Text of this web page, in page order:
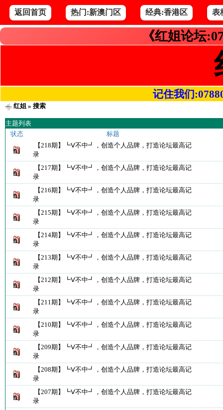
返回首页 热门:新澳门区 经典:香港区 表
《红姐论坛
记住我们
红姐» 搜索
主题列表
状态
标题
【218期】┗Ⅴ不中┛，创造个人品牌，打造论坛最高记
录
【217期】┗Ⅴ不中┛，创造个人品牌，打造论坛最高记
录
【216期】┗Ⅴ不中┛，创造个人品牌，打造论坛最高记
录
【215期】┗Ⅴ不中┛，创造个人品牌，打造论坛最高记
录
【214期】┗Ⅴ不中┛，创造个人品牌，打造论坛最高记
录
【213期】┗Ⅴ不中┛，创造个人品牌，打造论坛最高记
录
【212期】┗Ⅴ不中┛，创造个人品牌，打造论坛最高记
录
【211期】┗Ⅴ不中┛，创造个人品牌，打造论坛最高记
录
【210期】┗Ⅴ不中┛，创造个人品牌，打造论坛最高记
录
【209期】┗Ⅴ不中┛，创造个人品牌，打造论坛最高记
录
【208期】┗Ⅴ不中┛，创造个人品牌，打造论坛最高记
录
【207期】┗Ⅴ不中┛，创造个人品牌，打造论坛最高记
录